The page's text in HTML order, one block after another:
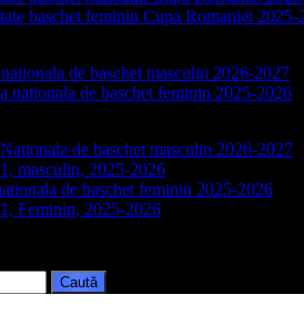
baschet feminin Cupa Romaniei 2025-
de baschet masculin 2026-2027
nationala de baschet feminin 2025-2026
de baschet masculin 2026-2027
masculin, 2025-2026
de baschet feminin 2025-2026
Feminin, 2025-2026